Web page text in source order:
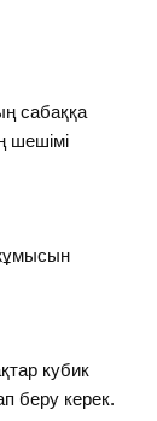
сабаққа
шешімі
жұмысын
кубик
беру керек.